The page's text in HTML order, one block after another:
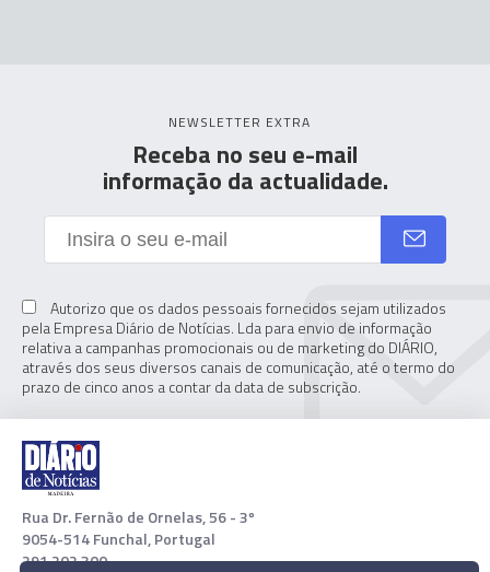
NEWSLETTER EXTRA
Receba no seu e-mail
informação da actualidade.
Autorizo que os dados pessoais fornecidos sejam utilizados
pela Empresa Diário de Notícias. Lda para envio de informação
relativa a campanhas promocionais ou de marketing do DIÁRIO,
através dos seus diversos canais de comunicação, até o termo do
prazo de cinco anos a contar da data de subscrição.
Rua Dr. Fernão de Ornelas, 56 - 3º
9054-514 Funchal, Portugal
291 202 300